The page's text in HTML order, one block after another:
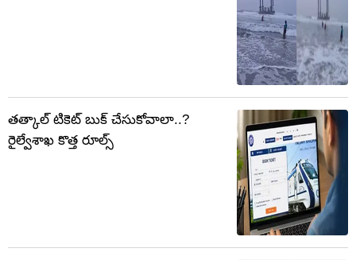
తత్కాల్ టికెట్ బుక్ చేసుకోవాలా..?
రైల్వేశాఖ కొత్త రూల్స్